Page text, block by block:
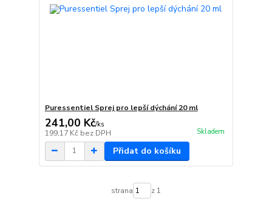
Puressentiel Sprej pro lepší dýchání 20 ml
241,00 Kč/ks
199,17 Kč bez DPH Skladem
Přidat do košíku
strana z 1